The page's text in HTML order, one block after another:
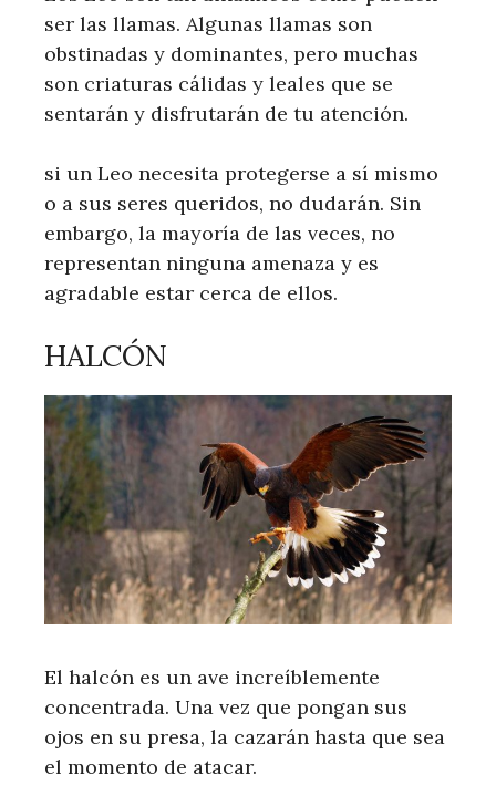
ser las llamas. Algunas llamas son
obstinadas y dominantes, pero muchas
son criaturas cálidas y leales que se
sentarán y disfrutarán de tu atención.
si un Leo necesita protegerse a sí mismo
o a sus seres queridos, no dudarán. Sin
embargo, la mayoría de las veces, no
representan ninguna amenaza y es
agradable estar cerca de ellos.
HALCÓN
El halcón es un ave increíblemente
concentrada. Una vez que pongan sus
ojos en su presa, la cazarán hasta que sea
el momento de atacar.